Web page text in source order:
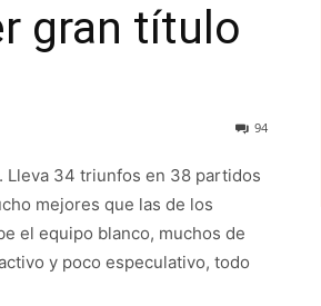
gran título
94
Lleva 34 triunfos en 38 partidos
mejores que las de los
el equipo blanco, muchos de
y poco especulativo, todo